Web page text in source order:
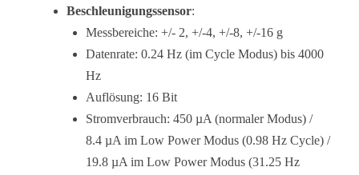
Beschleunigungssensor:
Messbereiche: +/- 2, +/-4, +/-8, +/-16 g
Datenrate: 0.24 Hz (im Cycle Modus) bis 4000
Hz
Auflösung: 16 Bit
Stromverbrauch: 450 µA (normaler Modus) /
8.4 µA im Low Power Modus (0.98 Hz Cycle) /
19.8 µA im Low Power Modus (31.25 Hz